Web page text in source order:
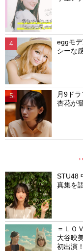
eggモ
シーな
月9ド
杏花が
STU48
真集を
＝ＬＯ
大谷映
初出演！